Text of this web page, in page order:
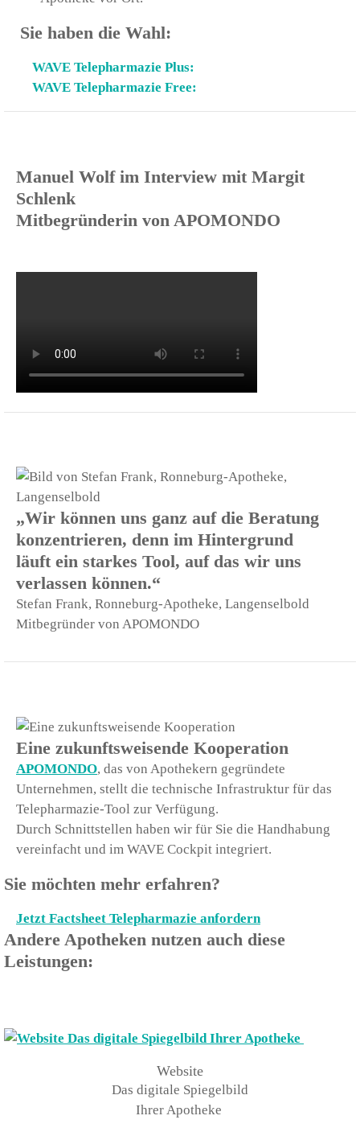
Sie haben die Wahl:
WAVE Telepharmazie Plus:
WAVE Telepharmazie Free:
Manuel Wolf im Interview mit Margit
Schlenk
Mitbegründerin von APOMONDO
„Wir können uns ganz auf die Beratung
konzentrieren, denn im Hintergrund
läuft ein starkes Tool, auf das wir uns
verlassen können.“
Stefan Frank, Ronneburg-Apotheke, Langenselbold
Mitbegründer von APOMONDO
Eine zukunftsweisende Kooperation
APOMONDO, das von Apothekern gegründete
Unternehmen, stellt die technische Infrastruktur für das
Telepharmazie-Tool zur Verfügung.
Durch Schnittstellen haben wir für Sie die Handhabung
vereinfacht und im WAVE Cockpit integriert.
Sie möchten mehr erfahren?
Jetzt Factsheet Telepharmazie anfordern
Andere Apotheken nutzen auch diese
Leistungen:
Website
Das digitale Spiegelbild
Ihrer Apotheke